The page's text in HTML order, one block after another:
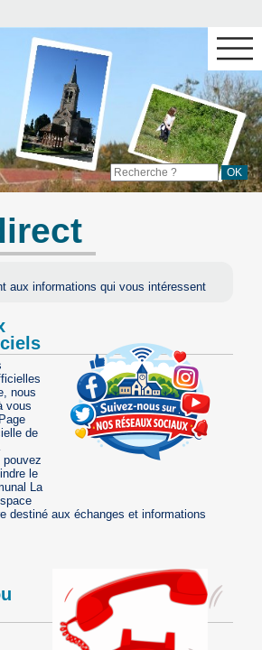
aux informations qui vous intéressent
nous
vous
de
pouvez
le
La
destiné aux échanges et informations